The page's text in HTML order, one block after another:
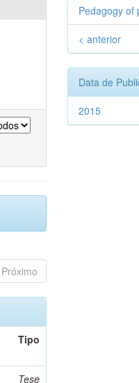
Próximo
Tipo
Tese
Pedagogy of
< anterior
Data de
2015